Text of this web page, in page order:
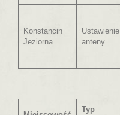
Konstancin
Jeziorna
Ustawienie
anteny
Typ